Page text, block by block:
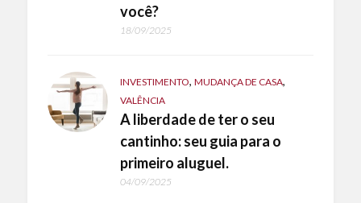
você?
18/09/2025
INVESTIMENTO, MUDANÇA DE CASA,
VALÊNCIA
A liberdade de ter o seu
cantinho: seu guia para o
primeiro aluguel.
04/09/2025